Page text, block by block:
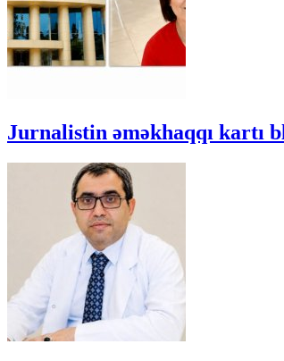
Jurnalistin əməkhaqqı kartı